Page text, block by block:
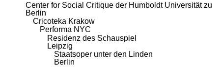
Center for Social Critique der Humboldt Universität zu
Berlin
Cricoteka Krakow
Performa NYC
Residenz des Schauspiel
Leipzig
Staatsoper unter den Linden
Berlin